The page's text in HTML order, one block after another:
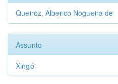
Queiroz, Alberico Nogueira de
Assunto
Xingó